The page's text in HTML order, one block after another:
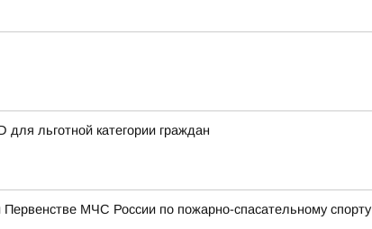
льготной категории граждан
МЧС России по пожарно-спасательному спорту